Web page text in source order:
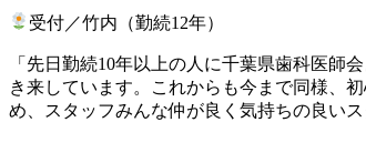
受付／竹内（勤続12年）
「先日勤続10年以上の人に千葉県歯科医師
き来しています。これからも今まで同様、
め、スタッフみんな仲が良く気持ちの良い